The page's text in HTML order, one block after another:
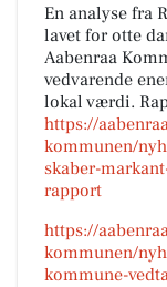
En analyse fra
lavet for otte
Aabenraa
vedvarende
lokal værdi.
https://
kommunen/
skaber-
rapport
https://
kommunen/
kommune-